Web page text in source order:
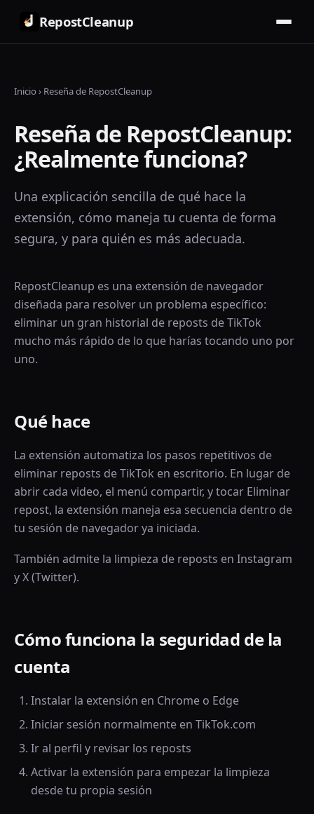
RepostCleanup
Inicio› Reseña de RepostCleanup
Reseña de RepostCleanup:
¿Realmente funciona?
Una explicación sencilla de qué hace la
extensión, cómo maneja tu cuenta de forma
segura, y para quién es más adecuada.
RepostCleanup es una extensión de navegador
diseñada para resolver un problema específico:
eliminar un gran historial de reposts de TikTok
mucho más rápido de lo que harías tocando uno por
uno.
Qué hace
La extensión automatiza los pasos repetitivos de
eliminar reposts de TikTok en escritorio. En lugar de
abrir cada video, el menú compartir, y tocar Eliminar
repost, la extensión maneja esa secuencia dentro de
tu sesión de navegador ya iniciada.
También admite la limpieza de reposts en Instagram
y X (Twitter).
Cómo funciona la seguridad de la
cuenta
Instalar la extensión en Chrome o Edge
Iniciar sesión normalmente en TikTok.com
Ir al perfil y revisar los reposts
Activar la extensión para empezar la limpieza
desde tu propia sesión